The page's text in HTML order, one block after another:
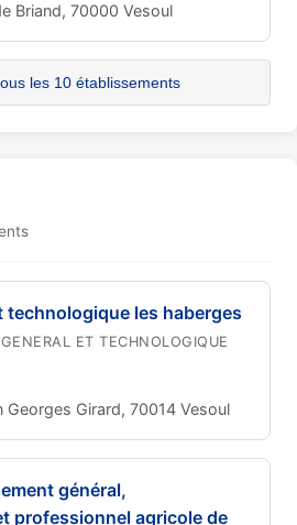
Briand, 70000 Vesoul
les 10 établissements
technologique les haberges
ET TECHNOLOGIQUE
Georges Girard, 70014 Vesoul
général,
professionnel agricole de